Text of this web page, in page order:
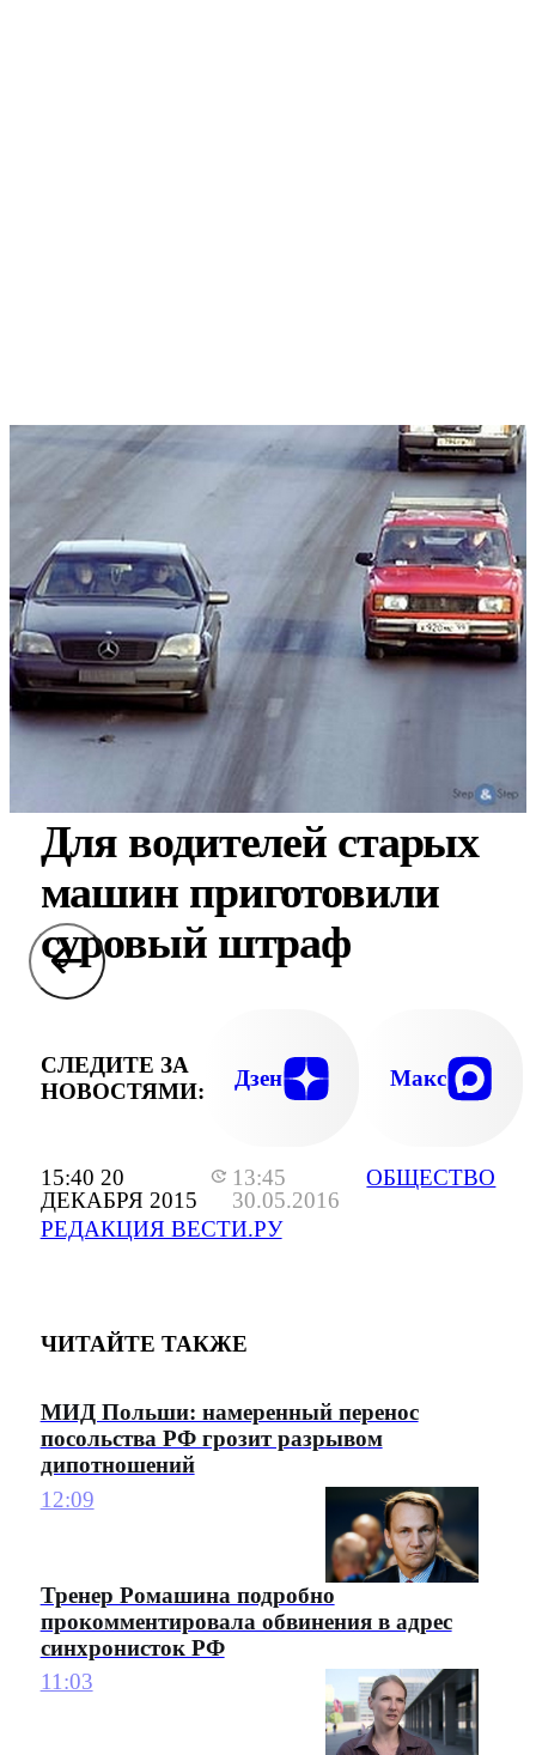
15:40 20
ДЕКАБРЯ 2015
13:45
30.05.2016
РЕДАКЦИЯ ВЕСТИ.РУ
ОБЩЕСТВО
Для водителей старых
машин приготовили
суровый штраф
СЛЕДИТЕ ЗА
НОВОСТЯМИ:
Дзен Макс
ЧИТАЙТЕ ТАКЖЕ
МИД Польши: намеренный перенос
посольства РФ грозит разрывом
дипотношений
12:09
Тренер Ромашина подробно
прокомментировала обвинения в адрес
синхронисток РФ
11:03